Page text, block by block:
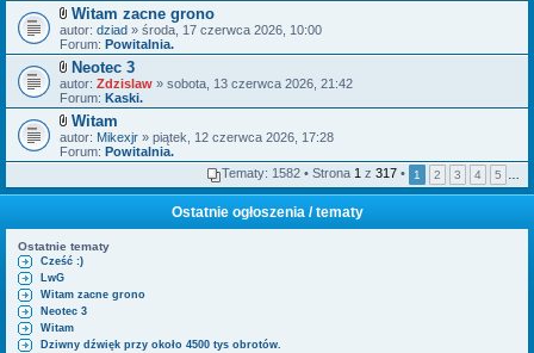
Z
a
ł
c
z
n
k
i
Witam zacne grono
autor: dziad » środa, 17 czerwca 2026, 10:00
Forum: Powitalnia.
Z
a
ł
ą
c
z
n
k
Neotec 3
autor: Zdzislaw » sobota, 13 czerwca 2026, 21:42
Forum: Kaski.
Z
a
ł
c
k
i
Witam
autor: Mikexjr » piątek, 12 czerwca 2026, 17:28
Forum: Powitalnia.
Tematy: 1582 • Strona 1 z 317 • 1 2 3 4 5 …
Ostatnie ogłoszenia / tematy
Ostatnie tematy
Cześć :)
LwG
Witam zacne grono
Neotec 3
Witam
Dziwny dźwięk przy około 4500 tys obrotów.